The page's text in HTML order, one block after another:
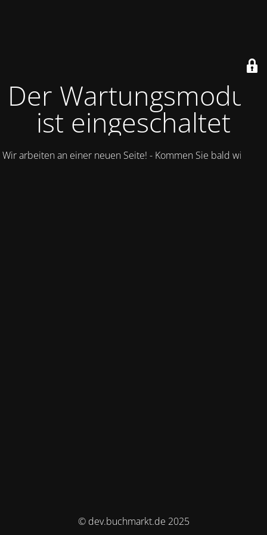
Der Wartungsmodus
ist eingeschaltet
Wir arbeiten an einer neuen Seite! - Kommen Sie bald wieder.
© dev.buchmarkt.de 2025